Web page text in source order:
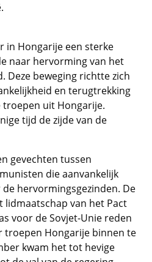
in Hongarije een sterke
naar hervorming van het
Deze beweging richtte zich
en terugtrekking
troepen uit Hongarije.
tijd de zijde van de
gevechten tussen
die aanvankelijk
hervormingsgezinden. De
lidmaatschap van het Pact
voor de Sovjet-Unie reden
troepen Hongarije binnen te
kwam het tot hevige